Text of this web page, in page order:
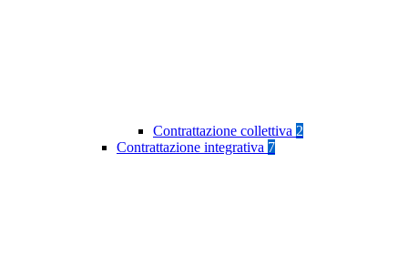
Contrattazione collettiva 2
Contrattazione integrativa 7